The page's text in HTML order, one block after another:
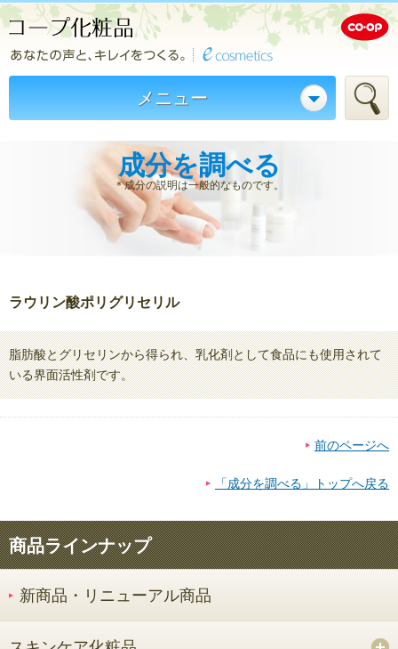
メニュー
成分を調べる
＊成分の説明は一般的なものです。
ラウリン酸ポリグリセリル
脂肪酸とグリセリンから得られ、乳化剤として食品にも使用されて
いる界面活性剤です。
前のページへ
「成分を調べる」トップへ戻る
商品ラインナップ
新商品・リニューアル商品